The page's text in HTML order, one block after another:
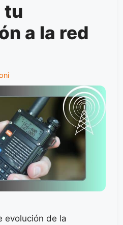
tu
a la red
evolución de la